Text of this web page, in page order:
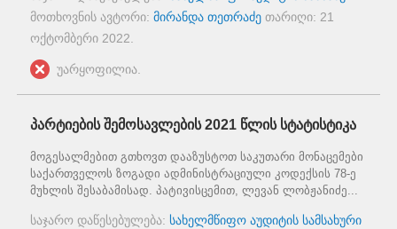
მოთხოვნის ავტორი: მირანდა თეთრაძე თარიღი: 21
ოქტომბერი 2022
უარყოფილია.
პარტიების შემოსავლების 2021 წლის სტატისტიკა
მოგესალმებით გთხოვთ დააზუსტოთ საკუთარი მონაცემები
საქართველოს ზოგადი ადმინისტრაციული კოდექსის 78-ე
მუხლის შესაბამისად. პატივისცემით, ლევან ლობჟანიძე...
საჯარო დაწესებულება: სახელმწიფო აუდიტის სამსახური